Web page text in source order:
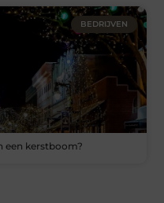
BEDRIJVEN
een kerstboom?